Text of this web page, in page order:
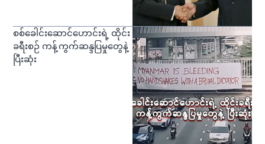
စစ်ခေါင်းဆောင်ဟောင်းရဲ့ ထိုင်း
ခရီးစဉ် ကန့်ကွက်ဆန္ဒပြမှုတွေနဲ့
ပြီးဆုံး